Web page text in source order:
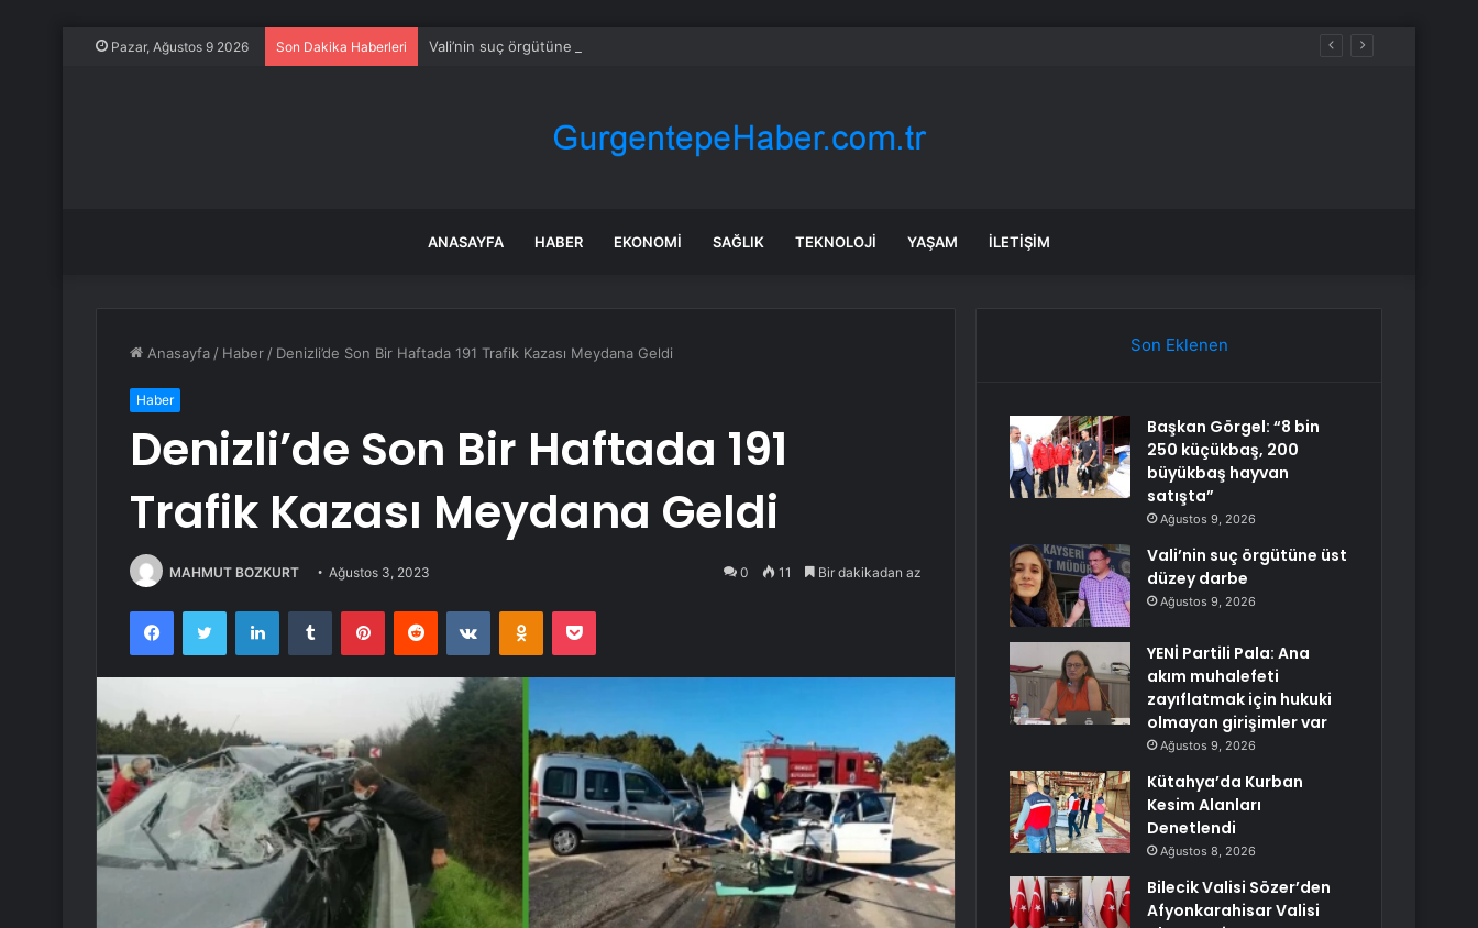
Pazar, Ağustos 9 2026 Son Dakika Haberleri Vali’nin suç örgütüne üst düzey darbe
ANASAYFA HABER EKONOMI SAĞLIK TEKNOLOJI YAŞAM İLETIŞIM
Anasayfa / Haber / Denizli’de Son Bir Haftada 191 Trafik Kazası Meydana Geldi
Haber
Denizli’de Son Bir Haftada 191
Trafik Kazası Meydana Geldi
MAHMUT BOZKURT Ağustos 3, 2023 0 11 Bir dakikadan az
FacebookTwitter LinkedInTumblr PinterestReddit VKontakteOdnoklassniki
Pocket
Son Eklenen
Başkan Görgel: “8 bin
250 küçükbaş, 200
büyükbaş hayvan
satışta”
Ağustos 9, 2026
Vali’nin suç örgütüne üst
düzey darbe
Ağustos 9, 2026
YENİ Partili Pala: Ana
akım muhalefeti
zayıflatmak için hukuki
olmayan girişimler var
Ağustos 9, 2026
Kütahya’da Kurban
Kesim Alanları
Denetlendi
Ağustos 8, 2026
Bilecik Valisi Sözer’den
Afyonkarahisar Valisi